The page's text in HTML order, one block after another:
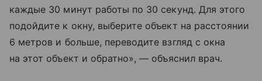
каждые 30 минут работы по 30 секунд. Для этого
подойдите к окну, выберите объект на расстоянии
6 метров и больше, переводите взгляд с окна
на этот объект и обратно», — объяснил врач.